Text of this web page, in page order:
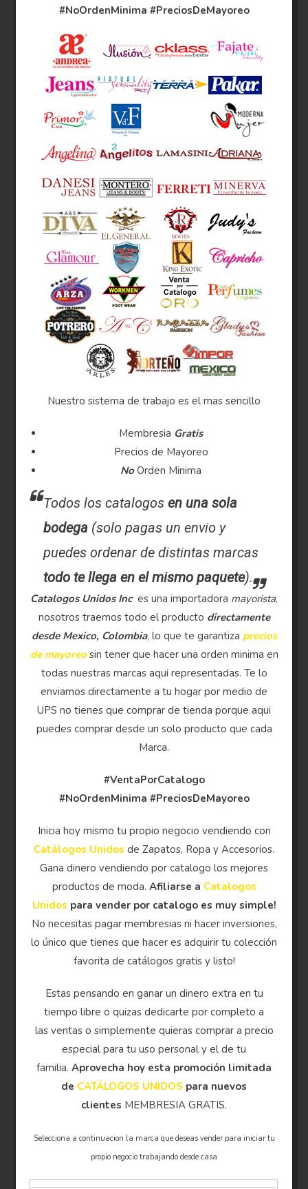
#NoOrdenMinima #PreciosDeMayoreo
Nuestro sistema de trabajo es el mas sencillo
Membresia Gratis
Precios de Mayoreo
No Orden Minima
Todos los catalogosen una sola
bodega (solo pagas un envio y
puedes ordenar de distintas marcas
todo te llega en el mismo paquete).
Catalogos Unidos Inc es una importadora mayorista,
nosotros traemos todo el producto directamente
desde Mexico, Colombia, lo que te garantiza precios
de mayoreosin tener que hacer una orden minima en
todas nuestras marcas aqui representadas. Te lo
enviamos directamente a tu hogar por medio de
UPS no tienes que comprar de tienda porque aqui
puedes comprar desde un solo producto que cada
Marca.
#VentaPorCatalogo
#NoOrdenMinima #PreciosDeMayoreo
Inicia hoy mismo tu propio negocio vendiendo con
Catálogos Unidos de Zapatos, Ropa y Accesorios.
Gana dinero vendiendo por catalogo los mejores
productos de moda. Afiliarse a Catalogos
Unidos para vender por catalogo es muy simple!
No necesitas pagar membresias ni hacer inversiones,
lo único que tienes que hacer es adquirir tu colección
favorita de catálogos gratis y listo!
Estas pensando en ganar un dinero extra en tu
tiempo libre o quizas dedicarte por completo a
las ventas o simplemente quieras comprar a precio
especial para tu uso personal y el de tu
familia.Aprovecha hoy esta promoción limitada
de CATÁLOGOS UNIDOS para nuevos
clientes MEMBRESIA GRATIS.
Selecciona a continuacion la marca que deseas vender para iniciar tu
propio negocio trabajando desde casa